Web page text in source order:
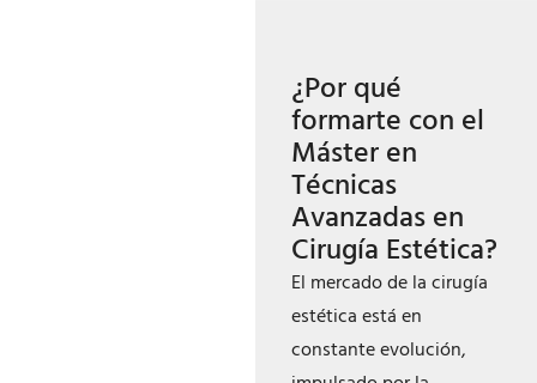
¿Por qué
formarte con el
Máster en
Técnicas
Avanzadas en
Cirugía Estética?
El mercado de la cirugía
estética está en
constante evolución,